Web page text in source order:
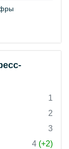
1
2
3
4 (+2)